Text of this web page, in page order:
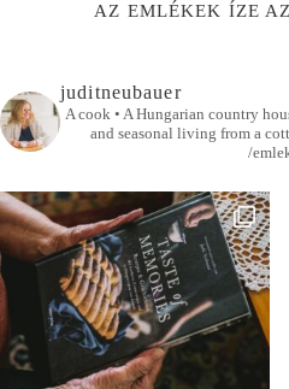
AZ EMLÉKEK ÍZE
juditneubauer
A cook • A Hungarian country
and seasonal living from a
/